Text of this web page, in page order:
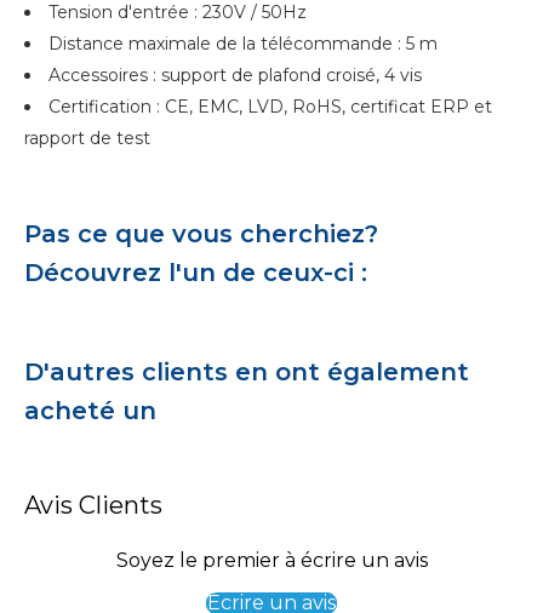
Tension d'entrée : 230V / 50Hz
Distance maximale de la télécommande : 5 m
Accessoires : support de plafond croisé, 4 vis
Certification : CE, EMC, LVD, RoHS, certificat ERP et
rapport de test
Pas ce que vous cherchiez?
Découvrez l'un de ceux-ci :
D'autres clients en ont également
acheté un
Avis Clients
Soyez le premier à écrire un avis
Écrire un avis